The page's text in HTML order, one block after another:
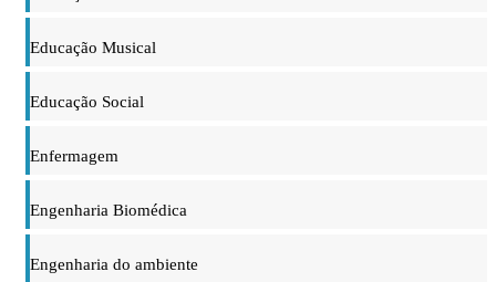
Educação Musical
Educação Social
Enfermagem
Engenharia Biomédica
Engenharia do ambiente